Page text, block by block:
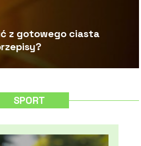
z gotowego ciasta
SPORT